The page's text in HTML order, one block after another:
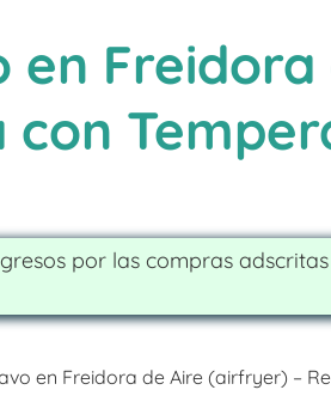
en Freidora
por las compras
en Freidora de Aire (airfryer) –